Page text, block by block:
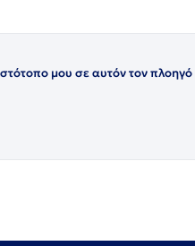
μου σε αυτόν τον